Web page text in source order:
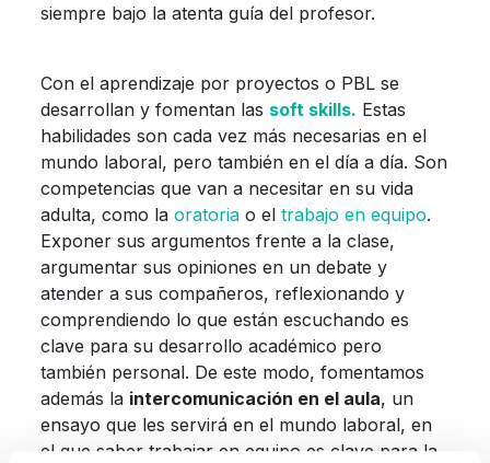
siempre bajo la atenta guía del profesor.
Con el aprendizaje por proyectos o PBL se
desarrollan y fomentan las soft skills. Estas
habilidades son cada vez más necesarias en el
mundo laboral, pero también en el día a día. Son
competencias que van a necesitar en su vida
adulta, como la oratoriao el trabajo en equipo.
Exponer sus argumentos frente a la clase,
argumentar sus opiniones en un debate y
atender a sus compañeros, reflexionando y
comprendiendo lo que están escuchando es
clave para su desarrollo académico pero
también personal. De este modo, fomentamos
además la intercomunicación en el aula, un
ensayo que les servirá en el mundo laboral, en
el que saber trabajar en equipo es clave para la